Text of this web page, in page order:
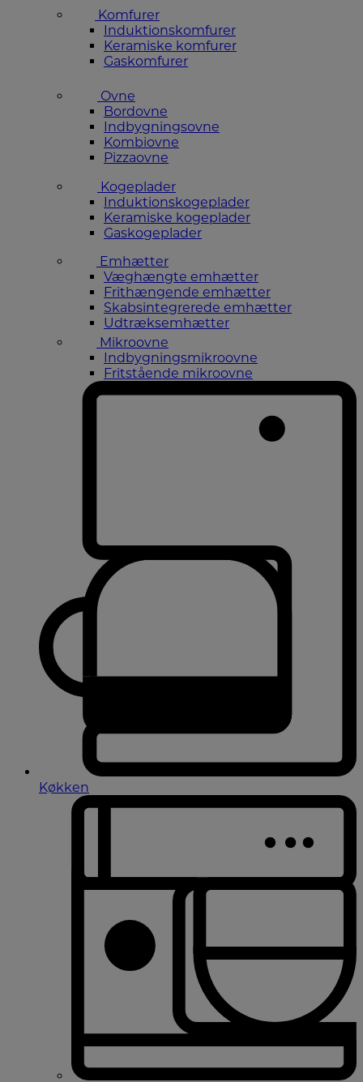
Komfurer
Induktionskomfurer
Keramiske komfurer
Gaskomfurer
Ovne
Bordovne
Indbygningsovne
Kombiovne
Pizzaovne
Kogeplader
Induktionskogeplader
Keramiske kogeplader
Gaskogeplader
Emhætter
Væghængte emhætter
Frithængende emhætter
Skabsintegrerede emhætter
Udtræksemhætter
Mikroovne
Indbygningsmikroovne
Fritstående mikroovne
Køkken